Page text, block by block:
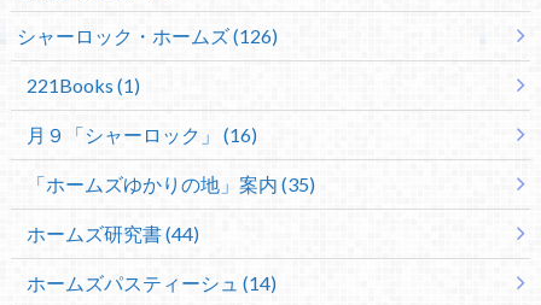
シャーロック・ホームズ (126)
221Books (1)
月９「シャーロック」 (16)
「ホームズゆかりの地」案内 (35)
ホームズ研究書 (44)
ホームズパスティーシュ (14)